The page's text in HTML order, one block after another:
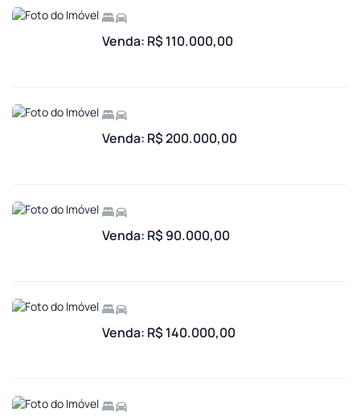
Venda: R$ 110.000,00
Venda: R$ 200.000,00
Venda: R$ 90.000,00
Venda: R$ 140.000,00